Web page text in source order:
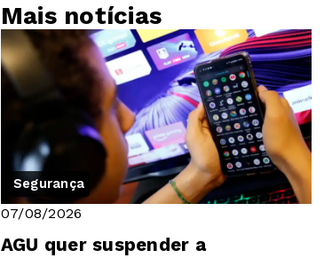
Mais notícias
Segurança
07/08/2026
AGU quer suspender a